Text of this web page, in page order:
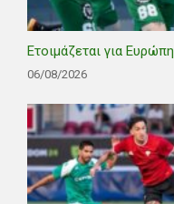
Ετοιμάζεται για Ευρώπη
06/08/2026